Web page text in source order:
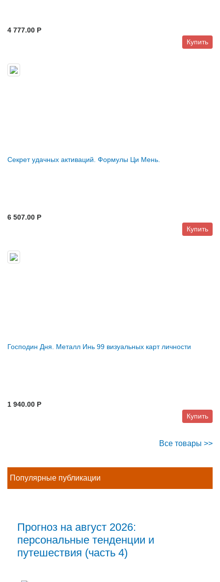
4 777.00 P
Купить
Секрет удачных активаций. Формулы Ци Мень.
6 507.00 P
Купить
Господин Дня. Металл Инь 99 визуальных карт личности
1 940.00 P
Купить
Все товары >>
Популярные публикации
Прогноз на август 2026:
персональные тенденции и
путешествия (часть 4)